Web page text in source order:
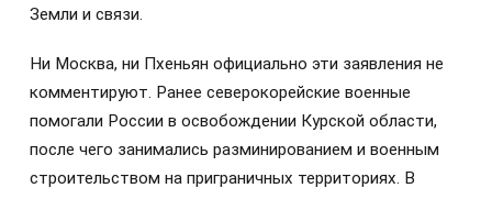
Земли и связи.
Ни Москва, ни Пхеньян официально эти заявления не
комментируют. Ранее северокорейские военные
помогали России в освобождении Курской области,
после чего занимались разминированием и военным
строительством на приграничных территориях. В